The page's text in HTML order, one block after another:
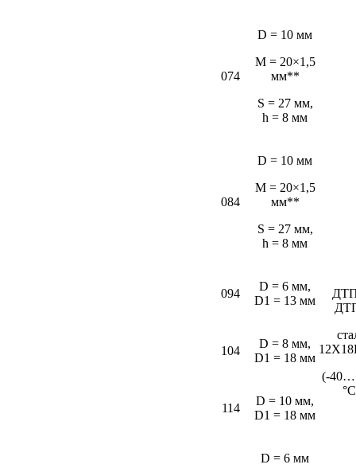
(-
074
D = 10 мм
M = 20×1,5
мм**
S = 27 мм,
h = 8 мм
084
D = 10 мм
M = 20×1,5
мм**
S = 27 мм,
h = 8 мм
094
D = 6 мм,
D1 = 13 мм
104
D = 8 мм,
D1 = 18 мм
114
D = 10 мм,
D1 = 18 мм
D = 6 мм